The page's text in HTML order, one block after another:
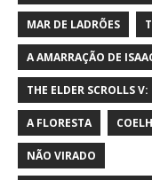
MAR DE LADRÕES
A AMARRAÇÃO DE
THE ELDER SCROLLS
A FLORESTA
NÃO VIRADO